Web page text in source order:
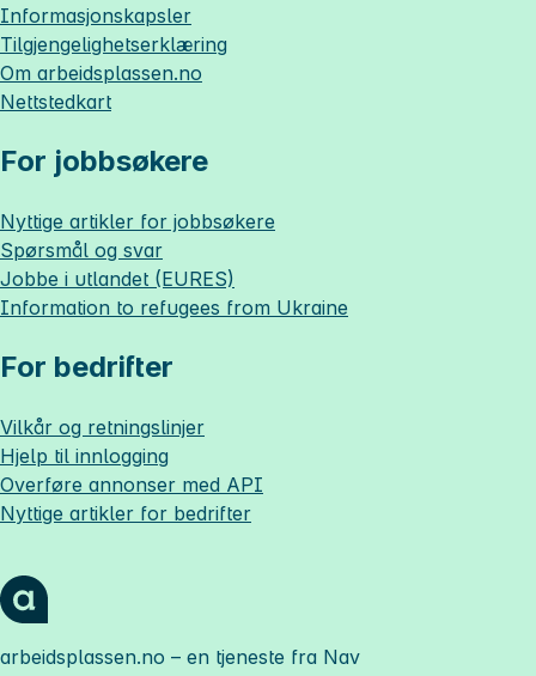
Informasjonskapsler
Tilgjengelighetserklæring
Om arbeidsplassen.no
Nettstedkart
For jobbsøkere
Nyttige artikler for jobbsøkere
Spørsmål og svar
Jobbe i utlandet (EURES)
Information to refugees from Ukraine
For bedrifter
Vilkår og retningslinjer
Hjelp til innlogging
Overføre annonser med API
Nyttige artikler for bedrifter
arbeidsplassen.no – en tjeneste fra Nav